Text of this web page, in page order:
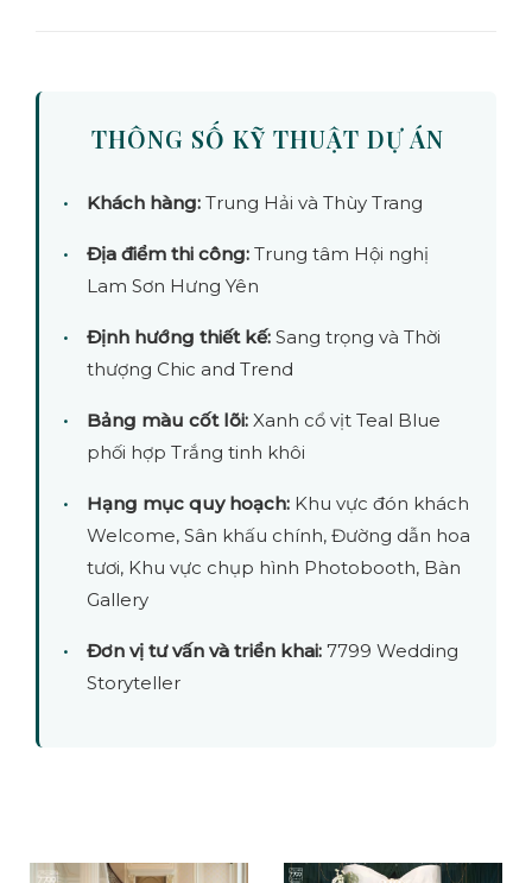
THÔNG SỐ KỸ THUẬT DỰ ÁN
Khách hàng: Trung Hải và Thùy Trang
Địa điểm thi công: Trung tâm Hội nghị
Lam Sơn Hưng Yên
Định hướng thiết kế: Sang trọng và Thời
thượng Chic and Trend
Bảng màu cốt lõi: Xanh cổ vịt Teal Blue
phối hợp Trắng tinh khôi
Hạng mục quy hoạch: Khu vực đón khách
Welcome, Sân khấu chính, Đường dẫn hoa
tươi, Khu vực chụp hình Photobooth, Bàn
Gallery
Đơn vị tư vấn và triển khai: 7799 Wedding
Storyteller